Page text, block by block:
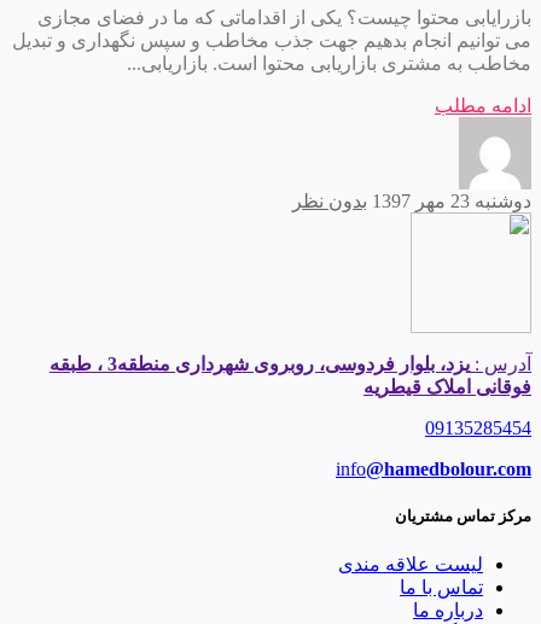
بازرایابی محتوا چیست؟ یکی از اقداماتی که ما در فضای مجازی
می توانیم انجام بدهیم جهت جذب مخاطب و سپس نگهداری و تبدیل
مخاطب به مشتری بازاریابی محتوا است. بازاریابی...
ادامه مطلب
دوشنبه 23 مهر 1397 بدون نظر
آدرس :
یزد، بلوار فردوسی، روبروی شهرداری منطقه3 ، طبقه
فوقانی املاک قیطریه
09135285454
info@hamedbolour.com
مرکز تماس مشتریان
لیست علاقه مندی
تماس با ما
درباره ما